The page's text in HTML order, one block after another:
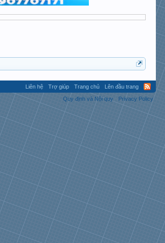
Liên hệ Trợ giúp Trang chủ
Lên đầu trang
Quy định và Nội quy
Privacy Policy